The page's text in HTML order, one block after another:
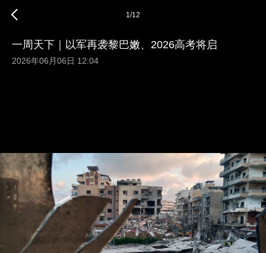
1/12
一周天下｜以军再袭黎巴嫩、2026高考将启
2026年06月06日 12:04